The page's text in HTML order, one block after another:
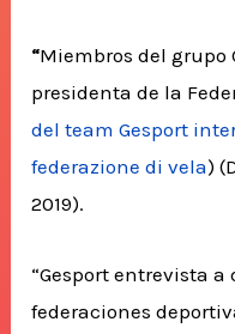
“Miembros del grupo
presidenta de la
del team Gesport
federazione di vela)
2019).
“Gesport entrevista
federaciones